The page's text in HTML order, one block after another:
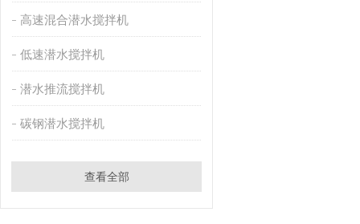
高速混合潜水搅拌机
低速潜水搅拌机
潜水推流搅拌机
碳钢潜水搅拌机
查看全部